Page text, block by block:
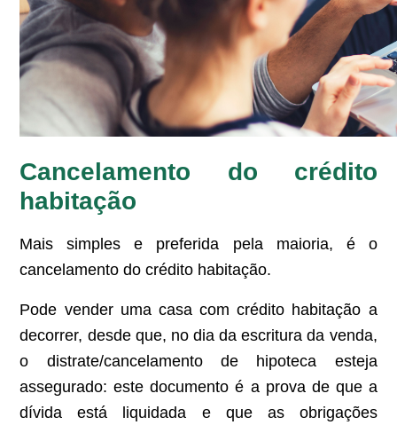
Cancelamento do crédito
habitação
Mais simples e preferida pela maioria, é o
cancelamento do crédito habitação.
Pode vender uma casa com crédito habitação a
decorrer, desde que, no dia da escritura da venda,
o distrate/cancelamento de hipoteca esteja
assegurado: este documento é a prova de que a
dívida está liquidada e que as obrigações